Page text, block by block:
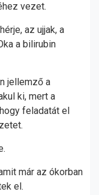
vezet.
az ujjak, a
a bilirubin
jellemző a
ki, mert a
feladatát el
már az ókorban
el.